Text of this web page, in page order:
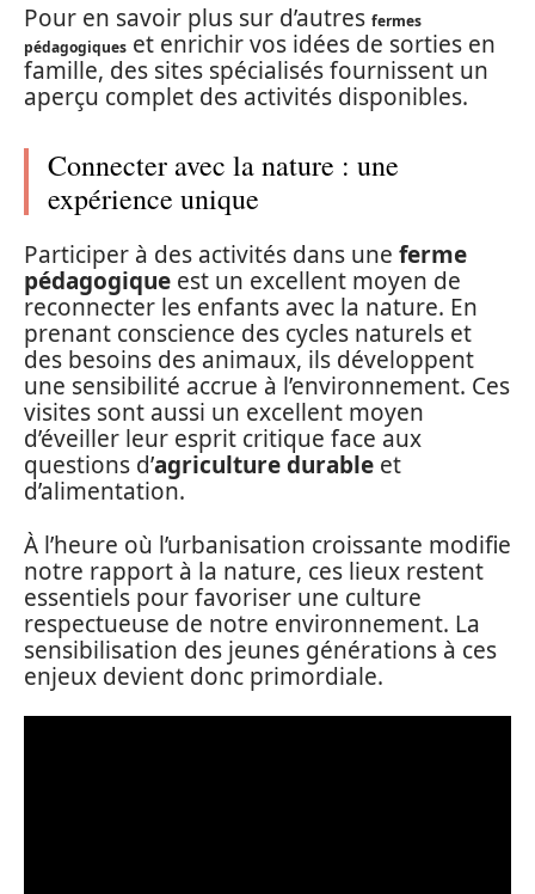
Pour en savoir plus sur d’autres fermes
pédagogiques et enrichir vos idées de sorties en
famille, des sites spécialisés fournissent un
aperçu complet des activités disponibles.
Connecter avec la nature : une
expérience unique
Participer à des activités dans une ferme
pédagogique est un excellent moyen de
reconnecter les enfants avec la nature. En
prenant conscience des cycles naturels et
des besoins des animaux, ils développent
une sensibilité accrue à l’environnement. Ces
visites sont aussi un excellent moyen
d’éveiller leur esprit critique face aux
questions d’agriculture durable et
d’alimentation.
À l’heure où l’urbanisation croissante modifie
notre rapport à la nature, ces lieux restent
essentiels pour favoriser une culture
respectueuse de notre environnement. La
sensibilisation des jeunes générations à ces
enjeux devient donc primordiale.